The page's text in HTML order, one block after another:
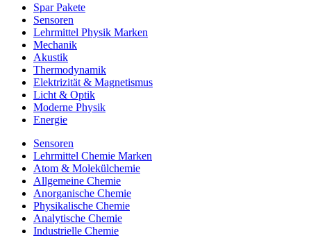
Spar Pakete
Sensoren
Lehrmittel Physik Marken
Mechanik
Akustik
Thermodynamik
Elektrizität & Magnetismus
Licht & Optik
Moderne Physik
Energie
Sensoren
Lehrmittel Chemie Marken
Atom & Molekülchemie
Allgemeine Chemie
Anorganische Chemie
Physikalische Chemie
Analytische Chemie
Industrielle Chemie